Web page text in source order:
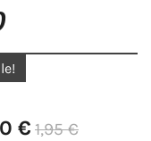
€ 1,95 €